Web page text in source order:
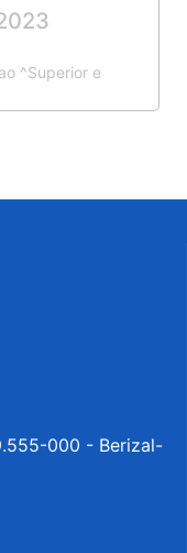
^Superior e
000 - Berizal-